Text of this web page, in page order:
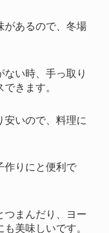
があるので、冬場
ない時、手っ取り
きます。
安いので、料理に
作りにと便利で
つまんだり、ヨー
美味しいです。